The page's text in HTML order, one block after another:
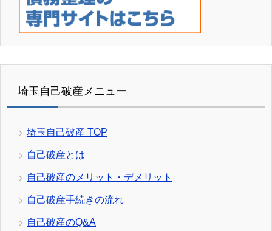
埼玉自己破産メニュー
埼玉自己破産 TOP
自己破産とは
自己破産のメリット・デメリット
自己破産手続きの流れ
自己破産のQ&A